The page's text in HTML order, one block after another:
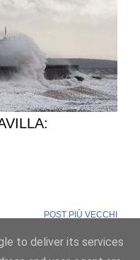
POST PIÙ VECCHI
to deliver its services